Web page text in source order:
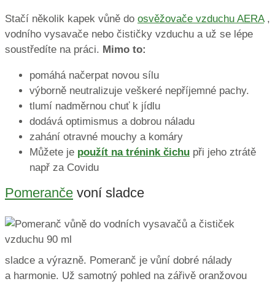
Stačí několik kapek vůně do osvěžovače vzduchu AERA,
vodního vysavače nebo čističky vzduchu a už se lépe
soustředíte na práci. Mimo to:
pomáhá načerpat novou sílu
výborně neutralizuje veškeré nepříjemné pachy.
tlumí nadměrnou chuť k jídlu
dodává optimismus a dobrou náladu
zahání otravné mouchy a komáry
Můžete je použít na trénink čichu při jeho ztrátě
např za Covidu
Pomeranče voní sladce
sladce a výrazně. Pomeranč je vůní dobré nálady
a harmonie. Už samotný pohled na zářivě oranžovou